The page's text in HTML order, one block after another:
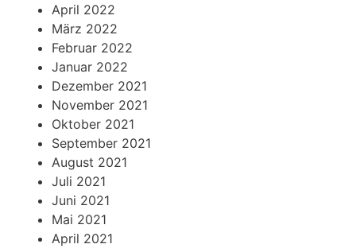
April 2022
März 2022
Februar 2022
Januar 2022
Dezember 2021
November 2021
Oktober 2021
September 2021
August 2021
Juli 2021
Juni 2021
Mai 2021
April 2021